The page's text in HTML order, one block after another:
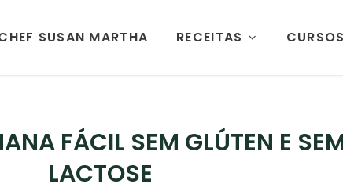
SUSAN MARTHA RECEITAS
FÁCIL SEM GLÚTEN E
LACTOSE